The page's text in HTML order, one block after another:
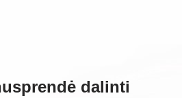
dalinti